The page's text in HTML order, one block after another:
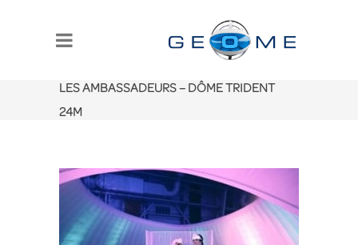
LES AMBASSADEURS – DÔME TRIDENT
24M